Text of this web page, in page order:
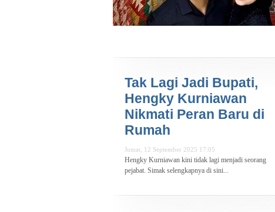
Tak Lagi Jadi Bupati,
Hengky Kurniawan
Nikmati Peran Baru di
Rumah
Jumat, 12 September 2025 17:05
Hengky Kurniawan kini tidak lagi menjadi seorang
pejabat. Simak selengkapnya di sini...